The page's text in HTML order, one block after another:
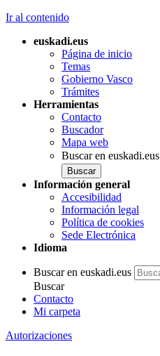
Ir al contenido
euskadi.eus
Página de inicio
Temas
Gobierno Vasco
Trámites
Herramientas
Contacto
Buscador
Mapa web
Buscar en euskadi.eus
Información general
Accesibilidad
Información legal
Política de cookies
Sede Electrónica
Idioma
Buscar en euskadi.eus
Buscar
Contacto
Mi carpeta
Autorizaciones